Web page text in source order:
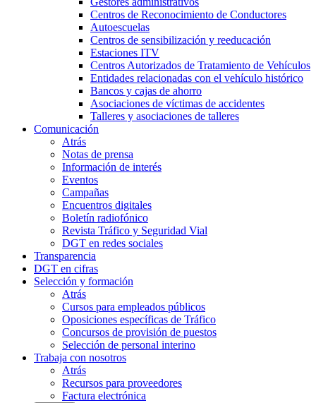
Centros de Reconocimiento de Conductores
Autoescuelas
Centros de sensibilización y reeducación
Estaciones ITV
Centros Autorizados de Tratamiento de Vehículos
Entidades relacionadas con el vehículo histórico
Bancos y cajas de ahorro
Asociaciones de víctimas de accidentes
Talleres y asociaciones de talleres
Comunicación
Atrás
Notas de prensa
Información de interés
Eventos
Campañas
Encuentros digitales
Boletín radiofónico
Revista Tráfico y Seguridad Vial
DGT en redes sociales
Transparencia
DGT en cifras
Selección y formación
Atrás
Cursos para empleados públicos
Oposiciones específicas de Tráfico
Concursos de provisión de puestos
Selección de personal interino
Trabaja con nosotros
Atrás
Recursos para proveedores
Factura electrónica